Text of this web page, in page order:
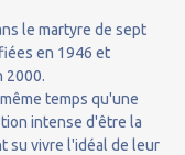
le martyre de sept
en 1946 et
2000.
temps qu'une
intense d'être la
su vivre l'idéal de leur